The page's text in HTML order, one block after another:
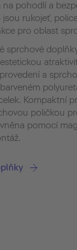
na pohodlí a
jsou rukojeť,
pro oblast
sprchové
a
Kompaktní
poličkou
pomocí